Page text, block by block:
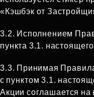
«Кэшбэк от
3.2. Исполнением
пункта 3.1.
3.3. Принимая
с пунктом 3.1.
Акции соглашается